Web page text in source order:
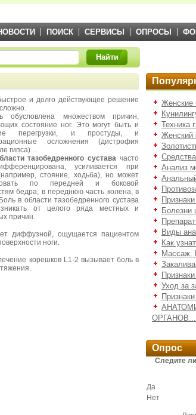
ПОИСК СЕРВИСЫ ОПРОСЫ
Найти
и долго действующее решение
обусловлена множеством причин,
состояние ног. Это могут быть и
перегрузки, и простуды, и
осложнения (дистрофия
гипса)…
тазобедренного сустава часто
усиливается при
стояние, ходьба), но может
по передней и боковой
бедра, в переднюю часть колена, в
в области тазобедренного сустава
от целого ряда местных и
причин.
диффузной, ощущается пациентом
ноги.
корешков L1-2 вызывает боль в
Женские
Техника
Женский
Анализ
Болезни
Виды
Как
Массаж.
Уход за
ОРГАНОВ...
Опрос
Следите
Да
Нет